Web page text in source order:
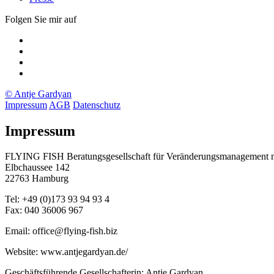
Folgen Sie mir auf
© Antje Gardyan
Impressum AGB Datenschutz
Impressum
FLYING FISH Beratungsgesellschaft für Veränderungsmanagement
Elbchaussee 142
22763 Hamburg
Tel: +49 (0)173 93 94 93 4
Fax: 040 36006 967
Email: office@flying-fish.biz
Website: www.antjegardyan.de/